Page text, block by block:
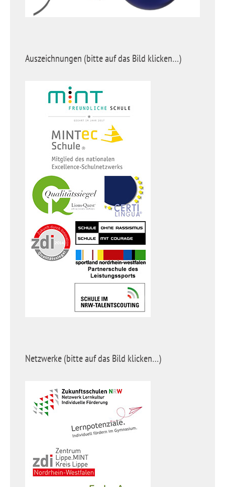
Auszeichnungen (bitte auf das Bild klicken…)
Netzwerke (bitte auf das Bild klicken…)